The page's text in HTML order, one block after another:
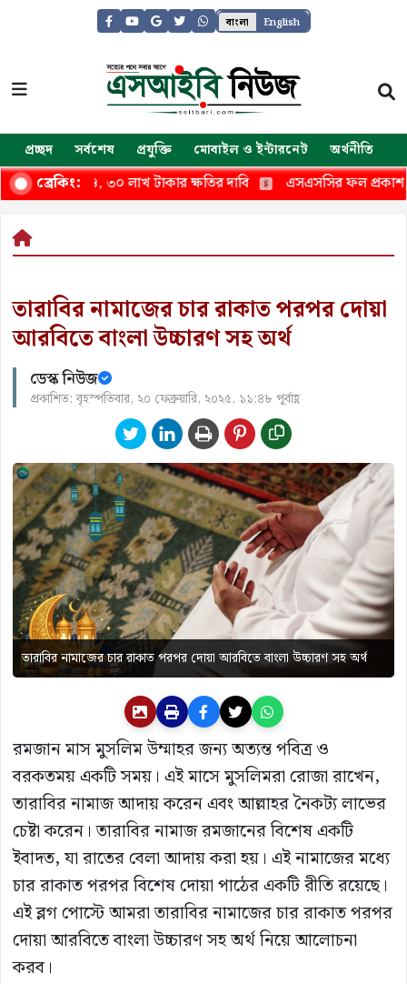
বাংলা English
প্রচ্ছদ সর্বশেষ প্রযুক্তি মোবাইল ও ইন্টারনেট অর্থনীতি
ব্রেকিং:
৩০ লাখ টাকার ক্ষতির দাবি এসএসসির ফল প্রকাশ, পাসের
তারাবির নামাজের চার রাকাত পরপর দোয়া
আরবিতে বাংলা উচ্চারণ সহ অর্থ
ডেস্ক নিউজ
প্রকাশিত: বৃহস্পতিবার, ২০ ফেব্রুয়ারি, ২০২৫, ১১:৪৮ পূর্বাহ্ণ
তারাবির নামাজের চার রাকাত পরপর দোয়া আরবিতে বাংলা উচ্চারণ সহ অর্থ
রমজান মাস মুসলিম উম্মাহর জন্য অত্যন্ত পবিত্র ও
বরকতময় একটি সময়। এই মাসে মুসলিমরা রোজা রাখেন,
তারাবির নামাজ আদায় করেন এবং আল্লাহর নৈকট্য লাভের
চেষ্টা করেন। তারাবির নামাজ রমজানের বিশেষ একটি
ইবাদত, যা রাতের বেলা আদায় করা হয়। এই নামাজের মধ্যে
চার রাকাত পরপর বিশেষ দোয়া পাঠের একটি রীতি রয়েছে।
এই ব্লগ পোস্টে আমরা তারাবির নামাজের চার রাকাত পরপর
দোয়া আরবিতে বাংলা উচ্চারণ সহ অর্থ নিয়ে আলোচনা
করব।